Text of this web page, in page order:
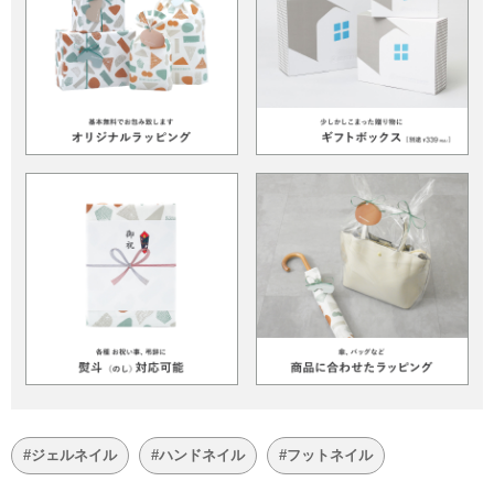
#ジェルネイル #ハンドネイル #フットネイル